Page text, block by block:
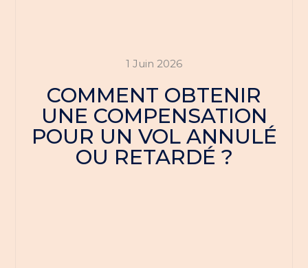
1 Juin 2026
COMMENT OBTENIR
UNE COMPENSATION
POUR UN VOL ANNULÉ
OU RETARDÉ ?